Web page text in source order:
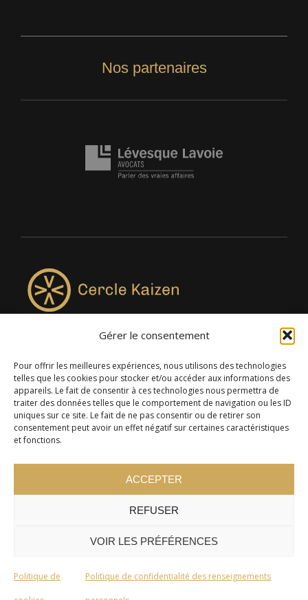
Gérer le consentement
Pour offrir les meilleures expériences, nous utilisons des technologies
telles que les cookies pour stocker et/ou accéder aux informations des
appareils. Le fait de consentir à ces technologies nous permettra de
traiter des données telles que le comportement de navigation ou les ID
uniques sur ce site. Le fait de ne pas consentir ou de retirer son
consentement peut avoir un effet négatif sur certaines caractéristiques
et fonctions.
ACCEPTER
REFUSER
VOIR LES PRÉFÉRENCES
Politique de Politique de confidentialité des renseignements
Nos partenaires
4957, rue Lionel-Groulx, bureau 819, Saint-Augustin-de-
Desmaures QC G3A 0M7
© 2024 Cercle Kaizen. Tous droits réservés -